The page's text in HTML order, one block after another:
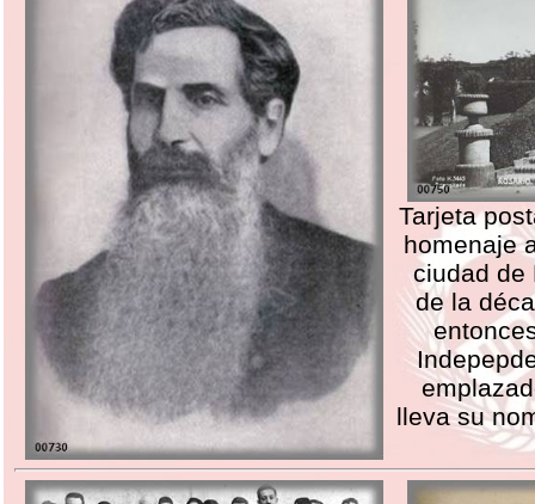
Tarjeta
homenaje
ciudad de
de la
lleva su